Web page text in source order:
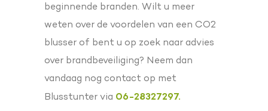
beginnende branden. Wilt u meer
weten over de voordelen van een CO2
blusser of bent u op zoek naar advies
over brandbeveiliging? Neem dan
vandaag nog contact op met
Blusstunter via 06-28327297.